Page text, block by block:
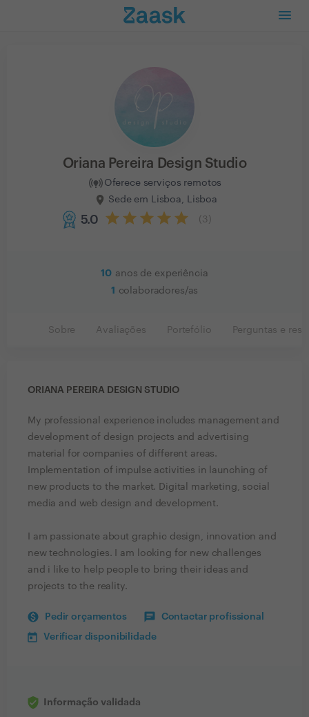
Oriana Pereira Design Studio
Oferece serviços remotos
Sede em Lisboa, Lisboa
5.0 3
10 anos de experiência
1
colaboradores/as
Sobre Avaliações Portefólio Perguntas e
ORIANA PEREIRA DESIGN STUDIO
My professional experience includes management and
development of design projects and advertising
material for companies of different areas.
Implementation of impulse activities in launching of
new products to the market. Digital marketing, social
media and web design and development.
I am passionate about graphic design, innovation and
new technologies. I am looking for new challenges
and i like to help people to bring their ideas and
projects to the reality.
Pedir orçamentos Contactar profissional
Verificar disponibilidade
Informação validada